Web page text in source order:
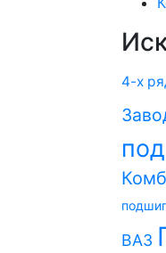
4-х
ВАЗ